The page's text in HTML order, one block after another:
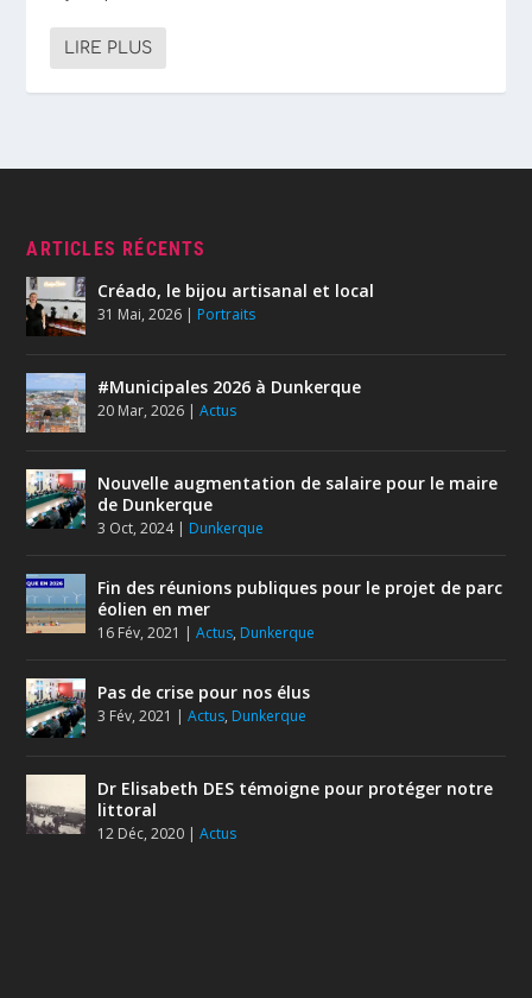
LIRE PLUS
ARTICLES RÉCENTS
Créado, le bijou artisanal et local
31 Mai, 2026 | Portraits
#Municipales 2026 à Dunkerque
20 Mar, 2026 |Actus
Nouvelle augmentation de salaire pour le maire
de Dunkerque
3 Oct, 2024| Dunkerque
Fin des réunions publiques pour le projet de parc
éolien en mer
16 Fév, 2021 |Actus, Dunkerque
Pas de crise pour nos élus
3 Fév, 2021 |Actus, Dunkerque
Dr Elisabeth DES témoigne pour protéger notre
littoral
12 Déc, 2020 |Actus